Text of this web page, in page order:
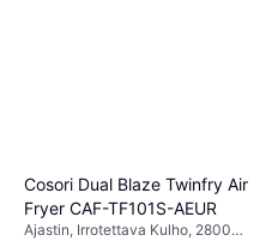
Cosori Dual Blaze Twinfry Air
Fryer CAF-TF101S-AEUR
Ajastin, Irrotettava Kulho, 2800